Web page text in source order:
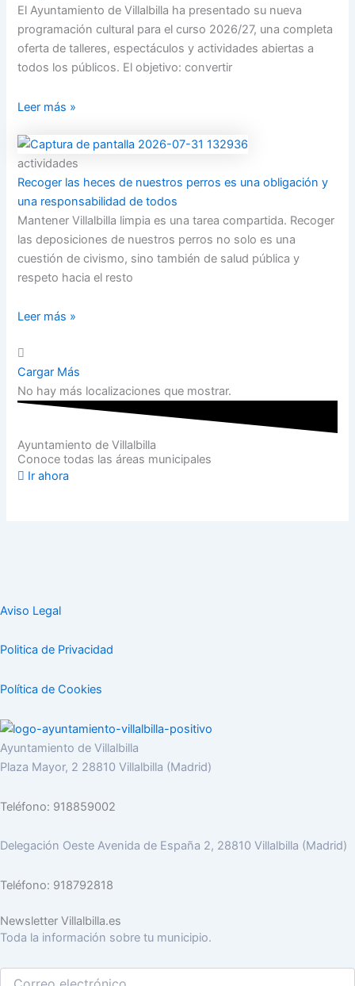
El Ayuntamiento de Villalbilla ha presentado su nueva
programación cultural para el curso 2026/27, una completa
oferta de talleres, espectáculos y actividades abiertas a
todos los públicos. El objetivo: convertir
Leer más »
actividades
Recoger las heces de nuestros perros es una obligación y
una responsabilidad de todos
Mantener Villalbilla limpia es una tarea compartida. Recoger
las deposiciones de nuestros perros no solo es una
cuestión de civismo, sino también de salud pública y
respeto hacia el resto
Leer más »
Cargar Más
No hay más localizaciones que mostrar.
Ayuntamiento de Villalbilla
Conoce todas las áreas municipales
Ir ahora
Aviso Legal
Politica de Privacidad
Política de Cookies
Ayuntamiento de Villalbilla
Plaza Mayor, 2 28810 Villalbilla (Madrid)
Teléfono: 918859002
Delegación Oeste Avenida de España 2, 28810 Villalbilla (Madrid)
Teléfono: 918792818
Newsletter Villalbilla.es
Toda la información sobre tu municipio.